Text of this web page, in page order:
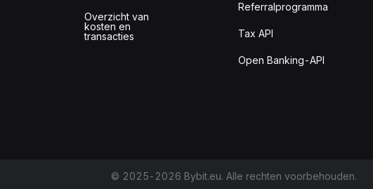
Overzicht van
kosten en
transacties
Referralprogramma
Tax API
Open Banking-API
© 2025-2026 Bybit.eu. Alle rechten voorbehouden.